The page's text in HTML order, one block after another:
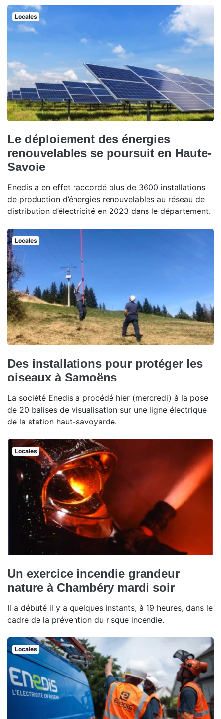
Locales
Le déploiement des énergies
renouvelables se poursuit en Haute-
Savoie
Enedis a en effet raccordé plus de 3600 installations
de production d’énergies renouvelables au réseau de
distribution d’électricité en 2023 dans le département.
Locales
Des installations pour protéger les
oiseaux à Samoëns
La société Enedis a procédé hier (mercredi) à la pose
de 20 balises de visualisation sur une ligne électrique
de la station haut-savoyarde.
Locales
Un exercice incendie grandeur
nature à Chambéry mardi soir
Il a débuté il y a quelques instants, à 19 heures, dans le
cadre de la prévention du risque incendie.
Locales